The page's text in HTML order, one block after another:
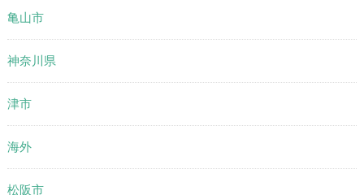
亀山市
神奈川県
津市
海外
松阪市